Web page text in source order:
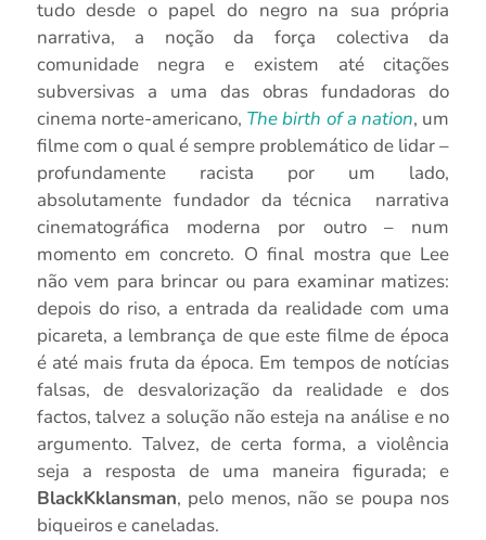
tudo desde o papel do negro na sua própria
narrativa, a noção da força colectiva da
comunidade negra e existem até citações
subversivas a uma das obras fundadoras do
cinema norte-americano, The birth of a nation, um
filme com o qual é sempre problemático de lidar –
profundamente racista por um lado,
absolutamente fundador da técnica narrativa
cinematográfica moderna por outro – num
momento em concreto. O final mostra que Lee
não vem para brincar ou para examinar matizes:
depois do riso, a entrada da realidade com uma
picareta, a lembrança de que este filme de época
é até mais fruta da época. Em tempos de notícias
falsas, de desvalorização da realidade e dos
factos, talvez a solução não esteja na análise e no
argumento. Talvez, de certa forma, a violência
seja a resposta de uma maneira figurada; e
BlackKklansman, pelo menos, não se poupa nos
biqueiros e caneladas.